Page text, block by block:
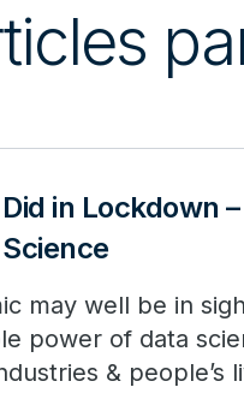
in Lockdown
may well be in
power of data
& people’s